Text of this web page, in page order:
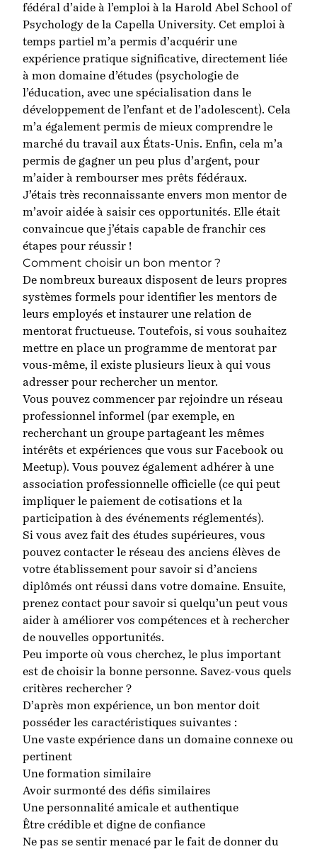
fédéral d’aide à l’emploi à la Harold Abel School of
Psychology de la Capella University. Cet emploi à
temps partiel m’a permis d’acquérir une
expérience pratique significative, directement liée
à mon domaine d’études (psychologie de
l’éducation, avec une spécialisation dans le
développement de l’enfant et de l’adolescent). Cela
m’a également permis de mieux comprendre le
marché du travail aux États-Unis. Enfin, cela m’a
permis de gagner un peu plus d’argent, pour
m’aider à rembourser mes prêts fédéraux.
J’étais très reconnaissante envers mon mentor de
m’avoir aidée à saisir ces opportunités. Elle était
convaincue que j’étais capable de franchir ces
étapes pour réussir !
Comment choisir un bon mentor ?
De nombreux bureaux disposent de leurs propres
systèmes formels pour identifier les mentors de
leurs employés et instaurer une relation de
mentorat fructueuse. Toutefois, si vous souhaitez
mettre en place un programme de mentorat par
vous-même, il existe plusieurs lieux à qui vous
adresser pour rechercher un mentor.
Vous pouvez commencer par rejoindre un réseau
professionnel informel (par exemple, en
recherchant un groupe partageant les mêmes
intérêts et expériences que vous sur Facebook ou
Meetup). Vous pouvez également adhérer à une
association professionnelle officielle (ce qui peut
impliquer le paiement de cotisations et la
participation à des événements réglementés).
Si vous avez fait des études supérieures, vous
pouvez contacter le réseau des anciens élèves de
votre établissement pour savoir si d’anciens
diplômés ont réussi dans votre domaine. Ensuite,
prenez contact pour savoir si quelqu’un peut vous
aider à améliorer vos compétences et à rechercher
de nouvelles opportunités.
Peu importe où vous cherchez, le plus important
est de choisir la bonne personne. Savez-vous quels
critères rechercher ?
D’après mon expérience, un bon mentor doit
posséder les caractéristiques suivantes :
Une vaste expérience dans un domaine connexe ou
pertinent
Une formation similaire
Avoir surmonté des défis similaires
Une personnalité amicale et authentique
Être crédible et digne de confiance
Ne pas se sentir menacé par le fait de donner du